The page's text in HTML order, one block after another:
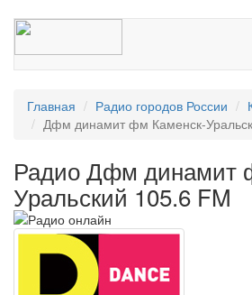
Главная Радио городов России
Дфм динамит фм Каменск-
Радио Дфм динамит
Уральский 105.6 FM